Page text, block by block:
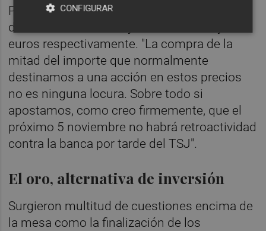
Para ello puso como ejemplo los soportes
del
euros respectivamente. "La compra de la
mitad del importe que normalmente
destinamos a una acción en estos precios
no es ninguna locura. Sobre todo si
apostamos, como creo firmemente, que el
próximo 5 noviembre no habrá retroactividad
contra la banca por tarde del TSJ".
El oro, alternativa de inversión
Surgieron multitud de cuestiones encima de
la mesa como la finalización de los
CONFIGURAR